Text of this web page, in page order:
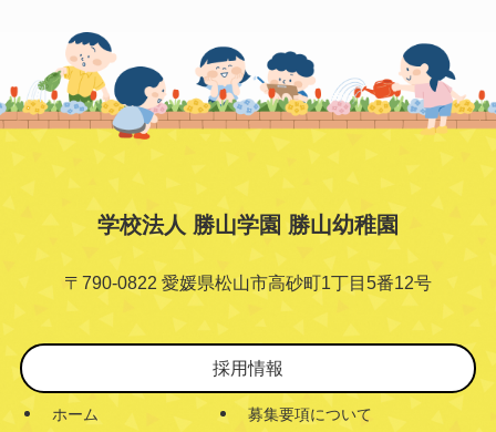
学校法人 勝山学園 勝山幼稚園
〒790-0822 愛媛県松山市高砂町1丁目5番12号
採用情報
ホーム 募集要項について